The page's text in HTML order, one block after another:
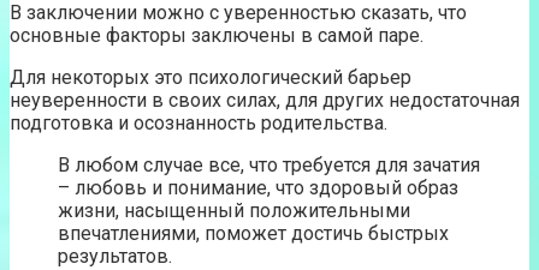
В заключении можно с уверенностью сказать, что
основные факторы заключены в самой паре.
Для некоторых это психологический барьер
неуверенности в своих силах, для других недостаточная
подготовка и осознанность родительства.
В любом случае все, что требуется для зачатия
– любовь и понимание, что здоровый образ
жизни, насыщенный положительными
впечатлениями, поможет достичь быстрых
результатов.